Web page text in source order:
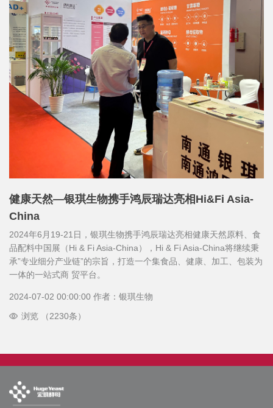
健康天然—银琪生物携手鸿辰瑞达亮相Hi&Fi Asia-
China
2024年6月19-21日，银琪生物携手鸿辰瑞达亮相健康天然原料、食
品配料中国展（Hi & Fi Asia-China），Hi & Fi Asia-China将继续秉
承”专业细分产业链”的宗旨，打造一个集食品、健康、加工、包装为
一体的一站式商 贸平台。
2024-07-02 00:00:00 作者：银琪生物
浏览 （2230条）